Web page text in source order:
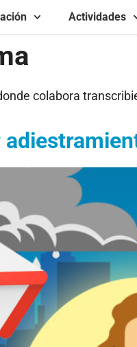
Actividades
colabora